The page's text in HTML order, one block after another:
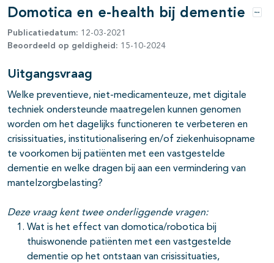
open- en dichtklappen
open- en dichtklappen
open- en dichtklappen
Domotica en e-health bij dementie
Publicatiedatum: 12-03-2021
Beoordeeld op geldigheid: 15-10-2024
Uitgangsvraag
Welke preventieve, niet-medicamenteuze, met digitale
techniek ondersteunde maatregelen kunnen genomen
worden om het dagelijks functioneren te verbeteren en
crisissituaties, institutionalisering en/of ziekenhuisopname
te voorkomen bij patiënten met een vastgestelde
dementie en welke dragen bij aan een vermindering van
mantelzorgbelasting?
Deze vraag kent twee onderliggende vragen:
Wat is het effect van domotica/robotica bij
thuiswonende patiënten met een vastgestelde
dementie op het ontstaan van crisissituaties,